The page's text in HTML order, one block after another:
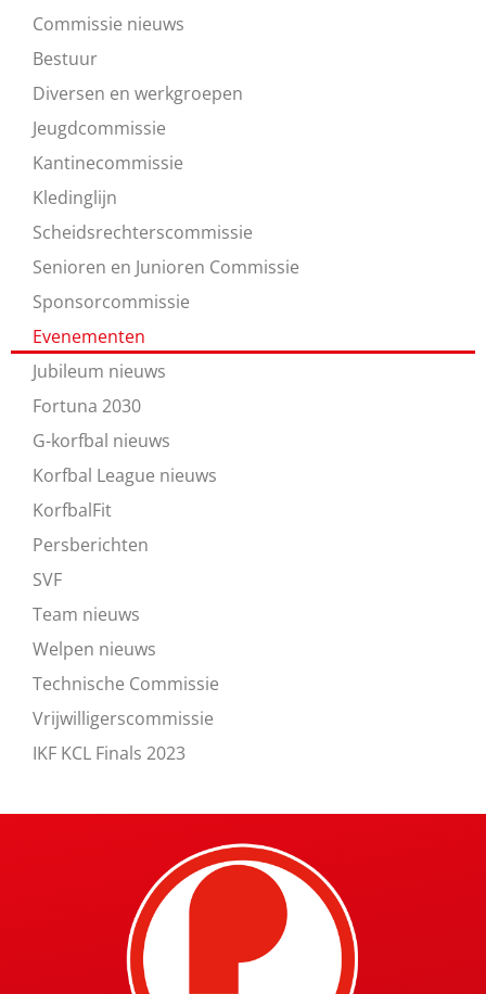
Commissie nieuws
Bestuur
Diversen en werkgroepen
Jeugdcommissie
Kantinecommissie
Kledinglijn
Scheidsrechterscommissie
Senioren en Junioren Commissie
Sponsorcommissie
Evenementen
Jubileum nieuws
Fortuna 2030
G-korfbal nieuws
Korfbal League nieuws
KorfbalFit
Persberichten
SVF
Team nieuws
Welpen nieuws
Technische Commissie
Vrijwilligerscommissie
IKF KCL Finals 2023